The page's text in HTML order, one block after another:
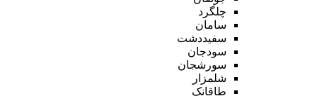
چلگرد
سامان
سفیددشت
سودجان
سورشجان
شلمزار
طاقانک